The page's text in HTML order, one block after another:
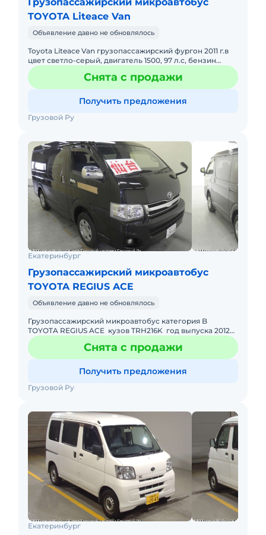
TOYOTA Liteace Van
Объявление давно не обновлялось
Toyota Liteace Van грузопассажирский фургон 2011 г.в
цвет светло-серый, двигатель 1500, 97 л.с, бензин
АИ-92, 5-ти местный, салон трансформер,
грузоподъемностьСнята с продажи
Получить предложения
Грузовой Ру
Екатеринбург
Грузопассажирский микроавтобус
TOYOTA REGIUS ACE
Объявление давно не обновлялось
Грузопассажирский микроавтобус категория B
TOYOTA REGIUS ACE кузов TRH216K год выпуска 2012
бензин 2,7 литра КПП автомат полный привод 4 wd
салон трансформерСнята с продажи
Получить предложения
Грузовой Ру
Екатеринбург